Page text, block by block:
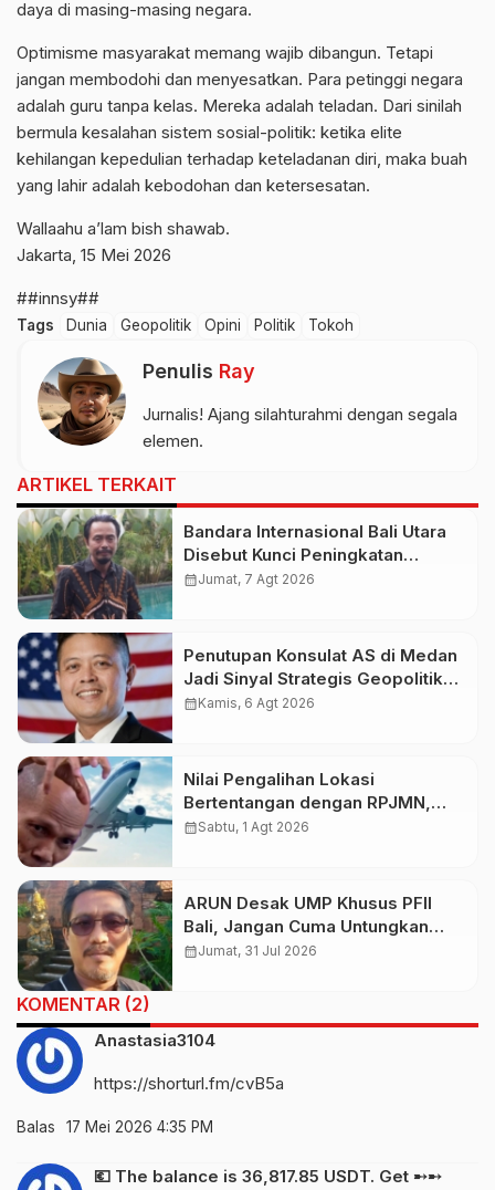
daya di masing-masing negara.
Optimisme masyarakat memang wajib dibangun. Tetapi
jangan membodohi dan menyesatkan. Para petinggi negara
adalah guru tanpa kelas. Mereka adalah teladan. Dari sinilah
bermula kesalahan sistem sosial-politik: ketika elite
kehilangan kepedulian terhadap keteladanan diri, maka buah
yang lahir adalah kebodohan dan ketersesatan.
Wallaahu a’lam bish shawab.
Jakarta, 15 Mei 2026
##innsy##
Tags Dunia Geopolitik Opini Politik Tokoh
Penulis Ray
Jurnalis! Ajang silahturahmi dengan segala
elemen.
ARTIKEL TERKAIT
Bandara Internasional Bali Utara
Disebut Kunci Peningkatan
Pariwisata Indonesia Timur dan
calendar_monthJumat, 7 Agt 2026
Penutupan Konsulat AS di Medan
Jadi Sinyal Strategis Geopolitik
Baru bagi Indonesia
calendar_monthKamis, 6 Agt 2026
Nilai Pengalihan Lokasi
Bertentangan dengan RPJMN,
Ichsanuddin Soroti Komitmen
calendar_monthSabtu, 1 Agt 2026
ARUN Desak UMP Khusus PFII
Bali, Jangan Cuma Untungkan
Investor
calendar_monthJumat, 31 Jul 2026
KOMENTAR (2)
Anastasia3104
https://shorturl.fm/cvB5a
Balas 17 Mei 2026 4:35 PM
💶 The balance is 36,817.85 USDT. Get ➸➸